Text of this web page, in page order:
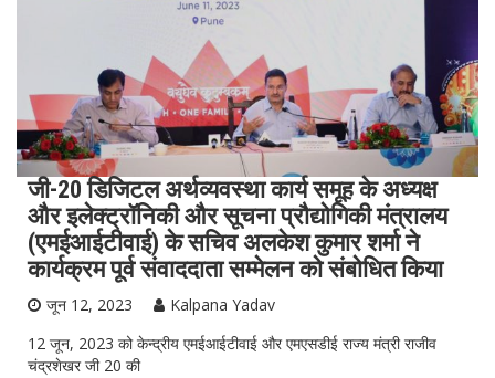
जी-20 डिजिटल अर्थव्‍यवस्‍था कार्य समूह के अध्‍यक्ष
और इलेक्ट्रॉनिकी और सूचना प्रौद्योगिकी मंत्रालय
(एमईआईटीवाई) के सचिव अलकेश कुमार शर्मा ने
कार्यक्रम पूर्व संवाददाता सम्‍मेलन को संबोधित किया
जून 12, 2023
Kalpana Yadav
12 जून, 2023 को केन्‍द्रीय एमईआईटीवाई और एमएसडीई राज्य मंत्री राजीव
चंद्रशेखर जी 20 की